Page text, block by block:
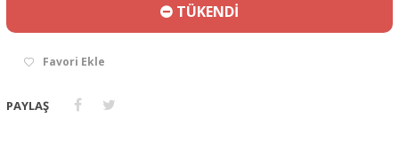
TÜKENDİ
Favori Ekle
PAYLAŞ